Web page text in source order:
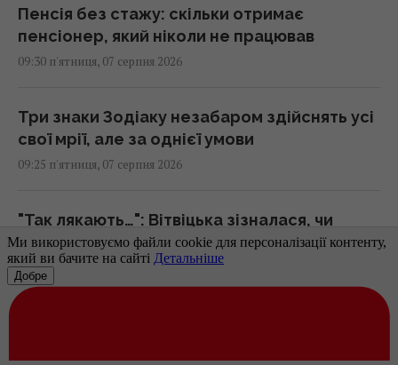
Пенсія без стажу: скільки отримає
пенсіонер, який ніколи не працював
09:30 п'ятниця, 07 серпня 2026
Три знаки Зодіаку незабаром здійснять усі
свої мрії, але за однієї умови
09:25 п'ятниця, 07 серпня 2026
"Так лякають…": Вітвіцька зізналася, чи
залишиться у Києві після народження
малюка
09:24 п'ятниця, 07 серпня 2026